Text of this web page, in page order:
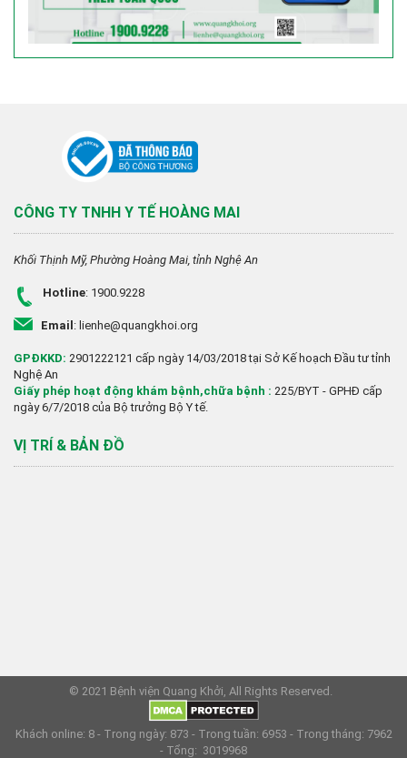
CÔNG TY TNHH Y TẾ HOÀNG MAI
Khối Thịnh Mỹ, Phường Hoàng Mai, tỉnh Nghệ An
Hotline: 1900.9228
Email : lienhe@quangkhoi.org
GPĐKKD: 2901222121 cấp ngày 14/03/2018 tại Sở Kế hoạch Đầu tư tỉnh
Nghệ An
Giấy phép hoạt động khám bệnh,chữa bệnh : 225/BYT - GPHĐ cấp
ngày 6/7/2018 của Bộ trưởng Bộ Y tế.
VỊ TRÍ & BẢN ĐỒ
© 2021 Bệnh viện Quang Khởi, All Rights Reserved.
Khách online: 8 - Trong ngày: 873 - Trong tuần: 6953 - Trong tháng: 7962
- Tổng: 3019968